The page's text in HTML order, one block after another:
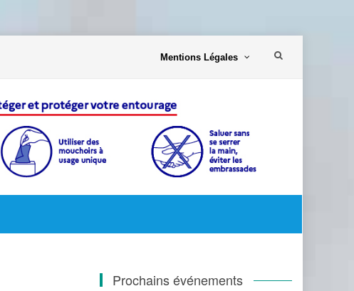
contenu
Mentions Légales
Prochains événements